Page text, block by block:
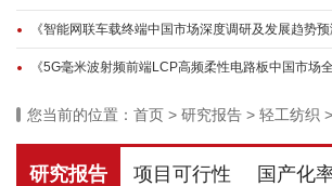
《智能网联车载终端中国市场深度调研及发展趋势预
《5G毫米波射频前端LCP高频柔性电路板中国市场
您当前的位置： 首页 > 研究报告 > 轻工纺织 >
研究报告 项目可行性 国产化